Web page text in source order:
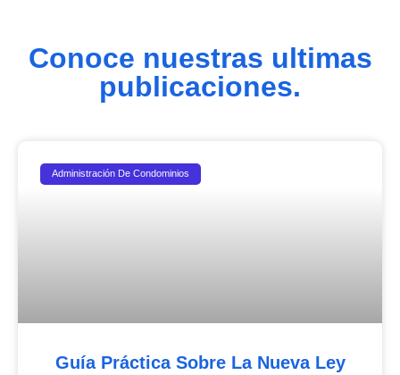
Conoce nuestras ultimas
publicaciones.
Administración De Condominios
Guía Práctica Sobre La Nueva Ley